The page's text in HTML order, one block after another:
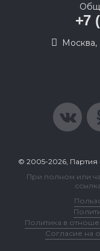
+7
Москва,
© 2005-2026,
При полном или
Политика в
Согласие на